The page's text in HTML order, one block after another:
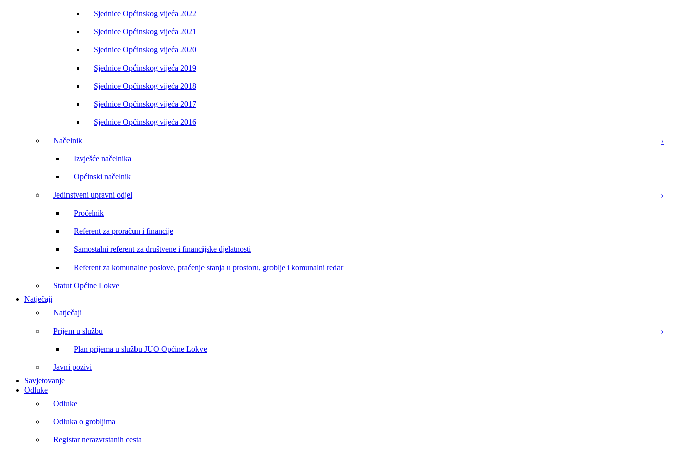
Sjednice Općinskog vijeća 2022
Sjednice Općinskog vijeća 2021
Sjednice Općinskog vijeća 2020
Sjednice Općinskog vijeća 2019
Sjednice Općinskog vijeća 2018
Sjednice Općinskog vijeća 2017
Sjednice Općinskog vijeća 2016
Načelnik
Izvješće načelnika
Općinski načelnik
Jedinstveni upravni odjel
Pročelnik
Referent za proračun i financije
Samostalni referent za društvene i financijske djelatnosti
Referent za komunalne poslove, praćenje stanja u prostoru, groblje i komunalni redar
Statut Općine Lokve
Natječaji
Natječaji
Prijem u službu
Plan prijema u službu JUO Općine Lokve
Javni pozivi
Savjetovanje
Odluke
Odluke
Odluka o grobljima
Registar nerazvrstanih cesta